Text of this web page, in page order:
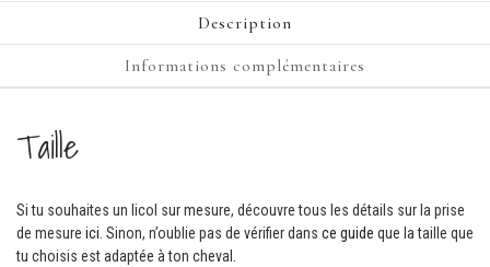
Description
Informations complémentaires
Taille
Si tu souhaites un licol sur mesure, découvre tous les détails sur la prise
de mesure ici . Sinon, n’oublie pas de vérifier dans ce guide que la taille que
tu choisis est adaptée à ton cheval.